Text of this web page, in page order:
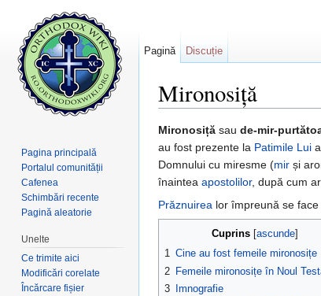
Mironosiță
Mironosiță sau de-mir-
au fost prezente la Patimile Lui
Domnului cu miresme (mir și
înaintea apostolilor, după cum
Prăznuirea lor împreună se
Cuprins ascunde
1 Cine au fost femeile mironosițe
2 Femeile mironosițe în Noul
3
Imnografie
Pagină Discuție
Pagina principală
Portalul comunității
Cafenea
Schimbări recente
Pagină aleatorie
Unelte
Ce trimite aici
Modificări corelate
Încărcare fișier